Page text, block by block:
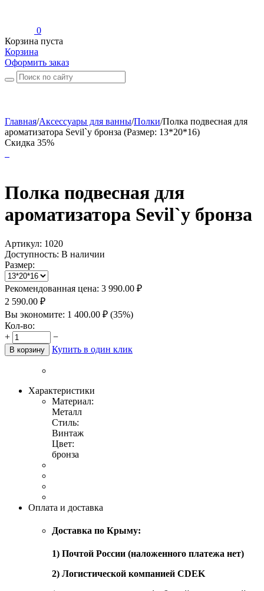
0
Корзина пуста
Корзина
Оформить заказ
Главная/Аксессуары для ванны/Полки/Полка подвесная для
ароматизатора Sevil`y бронза (Размер: 13*20*16)
Скидка 35%
Полка подвесная для
ароматизатора Sevil`y бронза
Артикул: 1020
Доступность: В наличии
Размер:
Рекомендованная цена: 3 990.00 ₽
2 590.00 ₽
Вы экономите: 1 400.00 ₽ (35%)
Кол-во:
+
−
В корзину Купить в один клик
Характеристики
Материал:
Металл
Стиль:
Винтаж
Цвет:
бронза
Оплата и доставка
Доставка по Крыму:
1) Почтой России (наложенного платежа нет)
2) Логистической компанией CDEK